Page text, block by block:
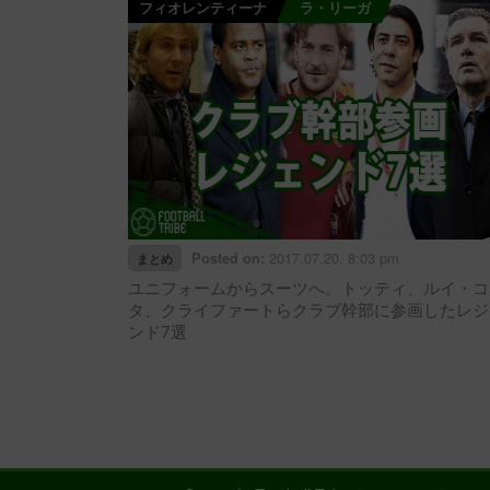
フィオレンティーナ ラ・リーガ
まとめ Posted on: 2017.07.20. 8:03 pm
ユニフォームからスーツへ。トッティ、ルイ・
タ、クライファートらクラブ幹部に参画したレ
ンド7選